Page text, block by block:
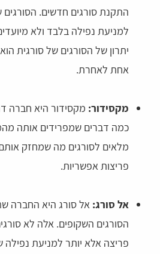
התקנת סורגים חדשים. הסורגים
למניעת נפילה בלבד ולא
יתרון של הסורגים של סורגית
אחת לאחרת.
מקסידור: מקסידור היא חברה
כמה דברים שמפרידים אותה
מלאים לסורגים מה שמחזק
פריצות אפשריות.
אל סורג: אל סורג היא החברה
הסורגים השקופים. אלה לא
פריצה אלא יותר למניעת נפילה